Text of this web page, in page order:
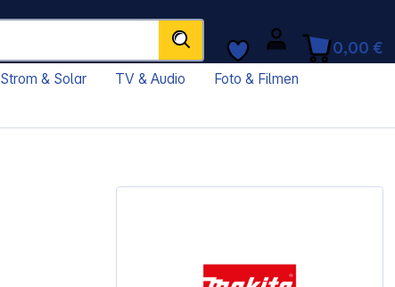
0,00 €
Strom & Solar TV & Audio
Foto & Filmen